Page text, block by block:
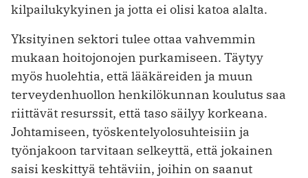
kilpailukykyinen ja jotta ei olisi katoa alalta.
Yksityinen sektori tulee ottaa vahvemmin
mukaan hoitojonojen purkamiseen. Täytyy
myös huolehtia, että lääkäreiden ja muun
terveydenhuollon henkilökunnan koulutus saa
riittävät resurssit, että taso säilyy korkeana.
Johtamiseen, työskentelyolosuhteisiin ja
työnjakoon tarvitaan selkeyttä, että jokainen
saisi keskittyä tehtäviin, joihin on saanut